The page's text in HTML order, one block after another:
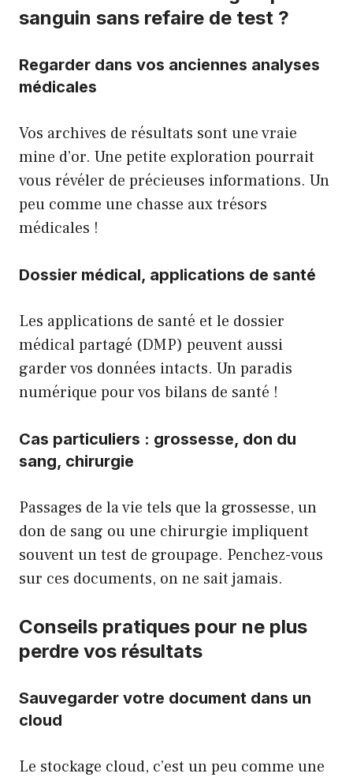
sanguin sans refaire de test ?
Regarder dans vos anciennes analyses
médicales
Vos archives de résultats sont une vraie
mine d’or. Une petite exploration pourrait
vous révéler de précieuses informations. Un
peu comme une chasse aux trésors
médicales !
Dossier médical, applications de santé
Les applications de santé et le dossier
médical partagé (DMP) peuvent aussi
garder vos données intacts. Un paradis
numérique pour vos bilans de santé !
Cas particuliers : grossesse, don du
sang, chirurgie
Passages de la vie tels que la grossesse, un
don de sang ou une chirurgie impliquent
souvent un test de groupage. Penchez-vous
sur ces documents, on ne sait jamais.
Conseils pratiques pour ne plus
perdre vos résultats
Sauvegarder votre document dans un
cloud
Le stockage cloud, c’est un peu comme une